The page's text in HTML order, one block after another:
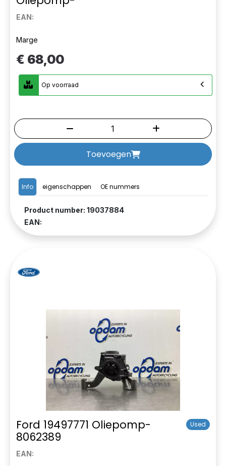
EAN:
Info eigenschappen OE nummers
Product number: 19037884
EAN:
Marge
€ 68,00
Op voorraad
Toevoegen
Ford 19497771 Oliepomp-
8062389
Used
EAN: